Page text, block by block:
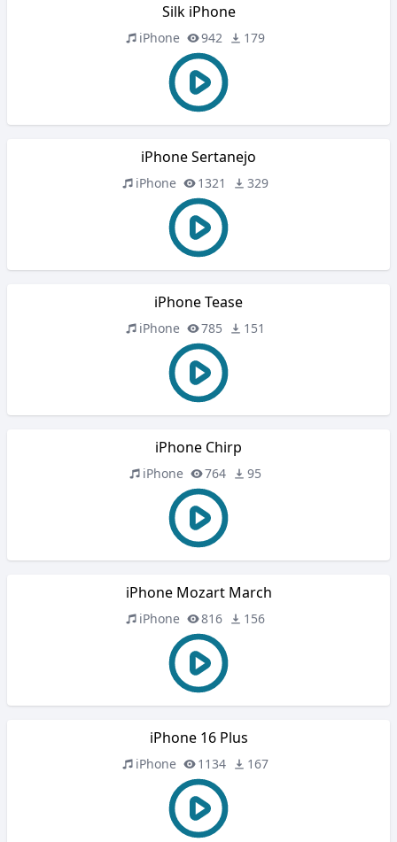
Silk iPhone
iPhone 942 179
iPhone Sertanejo
iPhone 1321 329
iPhone Tease
iPhone 785 151
iPhone Chirp
iPhone 764 95
iPhone Mozart March
iPhone 816 156
iPhone 16 Plus
iPhone 1134 167